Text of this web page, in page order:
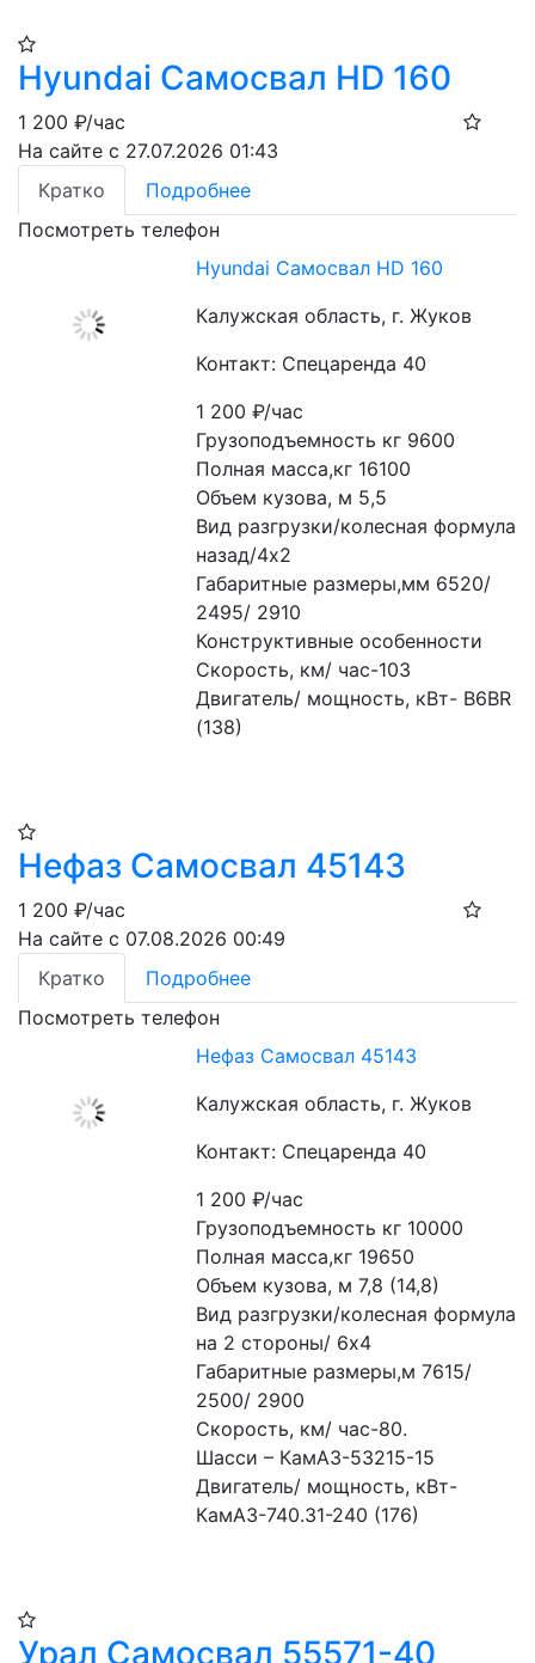
Hyundai Самосвал HD 160
1 200 ₽/час
На сайте с 27.07.2026 01:43
Кратко
Подробнее
Посмотреть телефон
Hyundai Самосвал HD 160
Калужская область, г. Жуков
Контакт: Спецаренда 40
1 200₽/час
Грузоподъемность кг 9600
Полная масса,кг 16100
Объем кузова, м 5,5
Вид разгрузки/колесная формула
назад/4х2
Габаритные размеры,мм 6520/
2495/ 2910
Конструктивные особенности
Скорость, км/ час-103
Двигатель/ мощность, кВт- B6BR
(138)
Нефаз Самосвал 45143
1 200 ₽/час
На сайте с 07.08.2026 00:49
Кратко
Подробнее
Посмотреть телефон
Нефаз Самосвал 45143
Калужская область, г. Жуков
Контакт: Спецаренда 40
1 200₽/час
Грузоподъемность кг 10000
Полная масса,кг 19650
Объем кузова, м 7,8 (14,8)
Вид разгрузки/колесная формула
на 2 стороны/ 6х4
Габаритные размеры,м 7615/
2500/ 2900
Скорость, км/ час-80.
Шасси – КамАЗ-53215-15
Двигатель/ мощность, кВт-
КамАЗ-740.31-240 (176)
Урал Самосвал 55571-40